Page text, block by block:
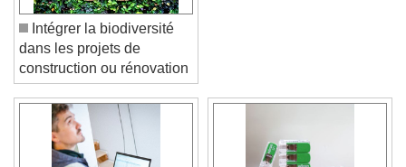
Video Player is loading.
Play Video
Intégrer la biodiversité
dans les projets de
construction ou rénovation